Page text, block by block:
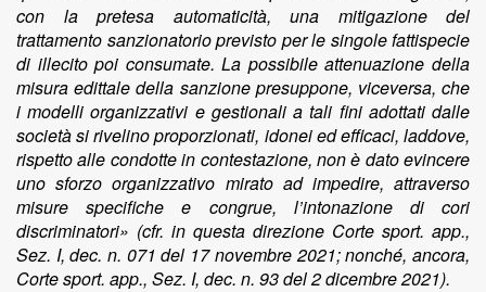
con la pretesa automaticità, una mitigazione del
trattamento sanzionatorio previsto per le singole fattispecie
di illecito poi consumate. La possibile attenuazione della
misura edittale della sanzione presuppone, viceversa, che
i modelli organizzativi e gestionali a tali fini adottati dalle
società si rivelino proporzionati, idonei ed efficaci, laddove,
rispetto alle condotte in contestazione, non è dato evincere
uno sforzo organizzativo mirato ad impedire, attraverso
misure specifiche e congrue, l’intonazione di cori
discriminatori» (cfr. in questa direzione Corte sport. app.,
Sez. I, dec. n. 071 del 17 novembre 2021; nonché, ancora,
Corte sport. app., Sez. I, dec. n. 93 del 2 dicembre 2021).